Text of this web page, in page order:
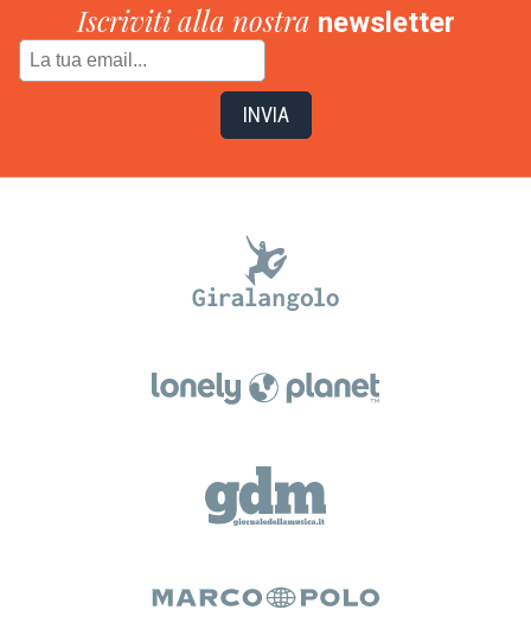
Iscriviti alla nostra newsletter